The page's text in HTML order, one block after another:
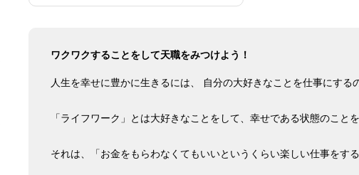
ワクワクすることをして天職をみつけよう！
人生を幸せに豊かに生きるには、 自分の大好きなことを仕事にする
「ライフワーク」とは大好きなことをして、幸せである状態のこと
それは、「お金をもらわなくてもいいというくらい楽しい仕事をす